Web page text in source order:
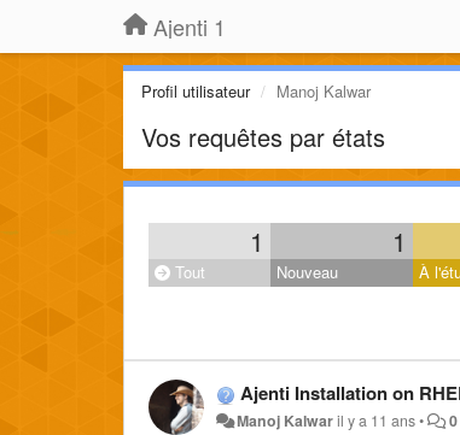
Ajenti 1
Profil utilisateur Manoj Kalwar
Vos requêtes par états
1 1
Tout Nouveau À
Ajenti Installation on
Manoj Kalwaril y a 11 ans• 0